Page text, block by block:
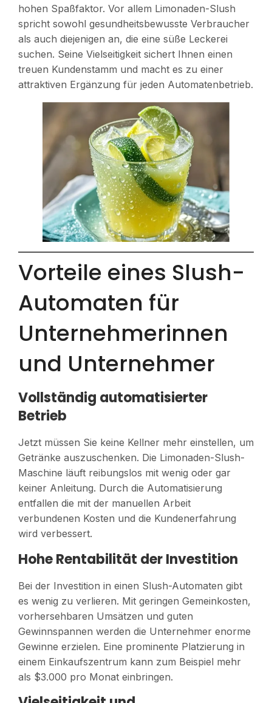
hohen Spaßfaktor. Vor allem Limonaden-Slush
spricht sowohl gesundheitsbewusste Verbraucher
als auch diejenigen an, die eine süße Leckerei
suchen. Seine Vielseitigkeit sichert Ihnen einen
treuen Kundenstamm und macht es zu einer
attraktiven Ergänzung für jeden Automatenbetrieb.
Vorteile eines Slush-
Automaten für
Unternehmerinnen
und Unternehmer
Vollständig automatisierter
Betrieb
Jetzt müssen Sie keine Kellner mehr einstellen, um
Getränke auszuschenken. Die Limonaden-Slush-
Maschine läuft reibungslos mit wenig oder gar
keiner Anleitung. Durch die Automatisierung
entfallen die mit der manuellen Arbeit
verbundenen Kosten und die Kundenerfahrung
wird verbessert.
Hohe Rentabilität der Investition
Bei der Investition in einen Slush-Automaten gibt
es wenig zu verlieren. Mit geringen Gemeinkosten,
vorhersehbaren Umsätzen und guten
Gewinnspannen werden die Unternehmer enorme
Gewinne erzielen. Eine prominente Platzierung in
einem Einkaufszentrum kann zum Beispiel mehr
als $3.000 pro Monat einbringen.